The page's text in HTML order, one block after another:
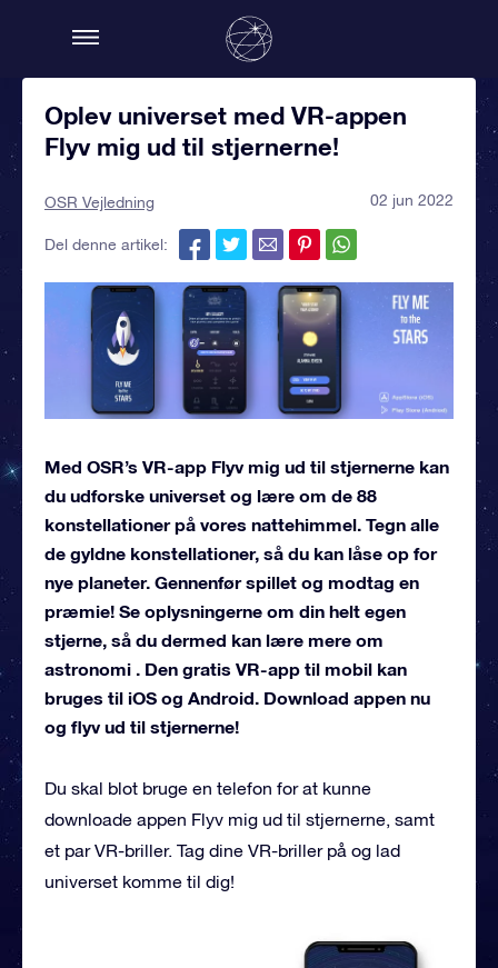
Oplev universet med VR-appen
Flyv mig ud til stjernerne!
OSR Vejledning 02 jun 2022
Del denne artikel:
Med OSR’s VR-app Flyv mig ud til stjernerne kan
du udforske universet og lære om de 88
konstellationer på vores nattehimmel. Tegn alle
de gyldne konstellationer, så du kan låse op for
nye planeter. Gennenfør spillet og modtag en
præmie! Se oplysningerne om din helt egen
stjerne, så du dermed kan lære mere om
astronomi . Den gratis VR-app til mobil kan
bruges til iOS og Android. Download appen nu
og flyv ud til stjernerne!
Du skal blot bruge en telefon for at kunne
downloade appen Flyv mig ud til stjernerne, samt
et par VR-briller. Tag dine VR-briller på og lad
universet komme til dig!